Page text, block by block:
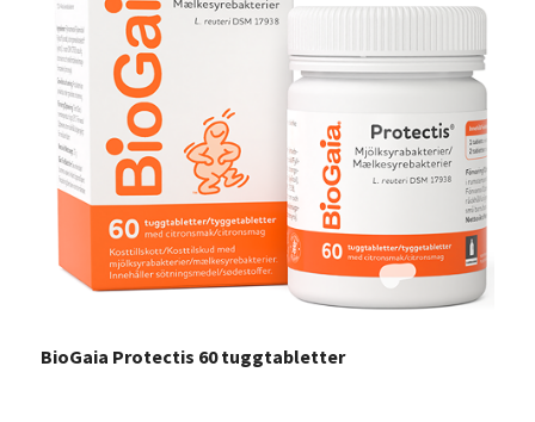
BioGaia Protectis 60 tuggtabletter